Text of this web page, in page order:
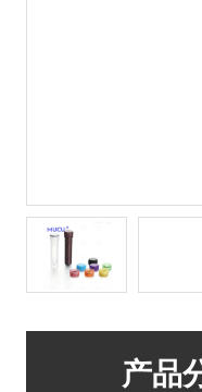
产品